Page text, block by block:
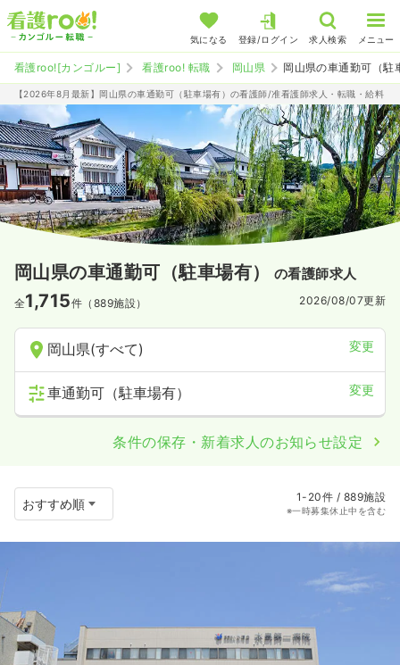
気になる 登録/ログイン 求人検索 メニュー
看護roo![カンゴルー] 看護roo! 転職 岡山県 岡山県の車通勤可（駐
【2026年8月最新】岡山県の車通勤可（駐車場有）の看護師/准看護師求人・転職・給料
岡山県の車通勤可（駐車場有） の看護師求人
全1,715件（889施設） 2026/08/07更新
岡山県(すべて) 変更
車通勤可（駐車場有） 変更
条件の保存・新着求人のお知らせ設定
1-20件 / 889施設
※一時募集休止中を含む